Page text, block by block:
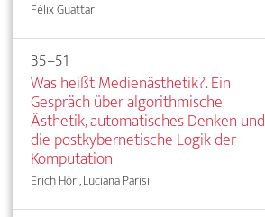
Félix Guattari
35–51
Was heißt Medienästhetik?. Ein
Gespräch über algorithmische
Ästhetik, automatisches Denken und
die postkybernetische Logik der
Komputation
Erich Hörl, Luciana Parisi